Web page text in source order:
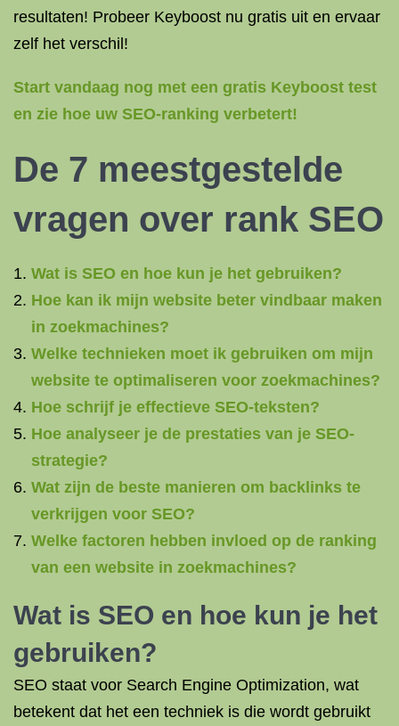
resultaten! Probeer Keyboost nu gratis uit en ervaar
zelf het verschil!
Start vandaag nog met een gratis Keyboost test
en zie hoe uw SEO-ranking verbetert!
De 7 meestgestelde
vragen over rank SEO
Wat is SEO en hoe kun je het gebruiken?
Hoe kan ik mijn website beter vindbaar maken
in zoekmachines?
Welke technieken moet ik gebruiken om mijn
website te optimaliseren voor zoekmachines?
Hoe schrijf je effectieve SEO-teksten?
Hoe analyseer je de prestaties van je SEO-
strategie?
Wat zijn de beste manieren om backlinks te
verkrijgen voor SEO?
Welke factoren hebben invloed op de ranking
van een website in zoekmachines?
Wat is SEO en hoe kun je het
gebruiken?
SEO staat voor Search Engine Optimization, wat
betekent dat het een techniek is die wordt gebruikt